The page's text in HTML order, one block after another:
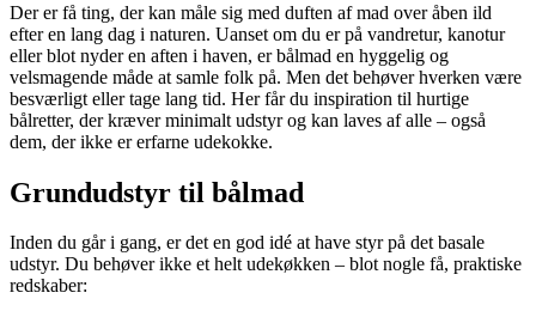
Der er få ting, der kan måle sig med duften af mad over åben ild
efter en lang dag i naturen. Uanset om du er på vandretur, kanotur
eller blot nyder en aften i haven, er bålmad en hyggelig og
velsmagende måde at samle folk på. Men det behøver hverken være
besværligt eller tage lang tid. Her får du inspiration til hurtige
bålretter, der kræver minimalt udstyr og kan laves af alle – også
dem, der ikke er erfarne udekokke.
Grundudstyr til bålmad
Inden du går i gang, er det en god idé at have styr på det basale
udstyr. Du behøver ikke et helt udekøkken – blot nogle få, praktiske
redskaber: